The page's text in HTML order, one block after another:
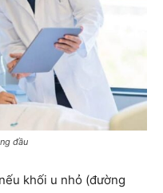
đầu
khối u nhỏ (đường